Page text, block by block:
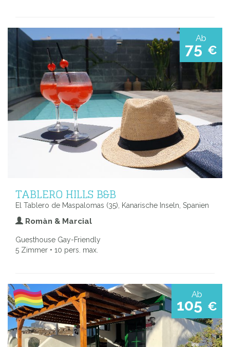
Ab
75 €
TABLERO HILLS B&B
El Tablero de Maspalomas (35), Kanarische Inseln, Spanien
Romàn & Marcial
Guesthouse Gay-Friendly
5 Zimmer • 10 pers. max.
Ab
105 €